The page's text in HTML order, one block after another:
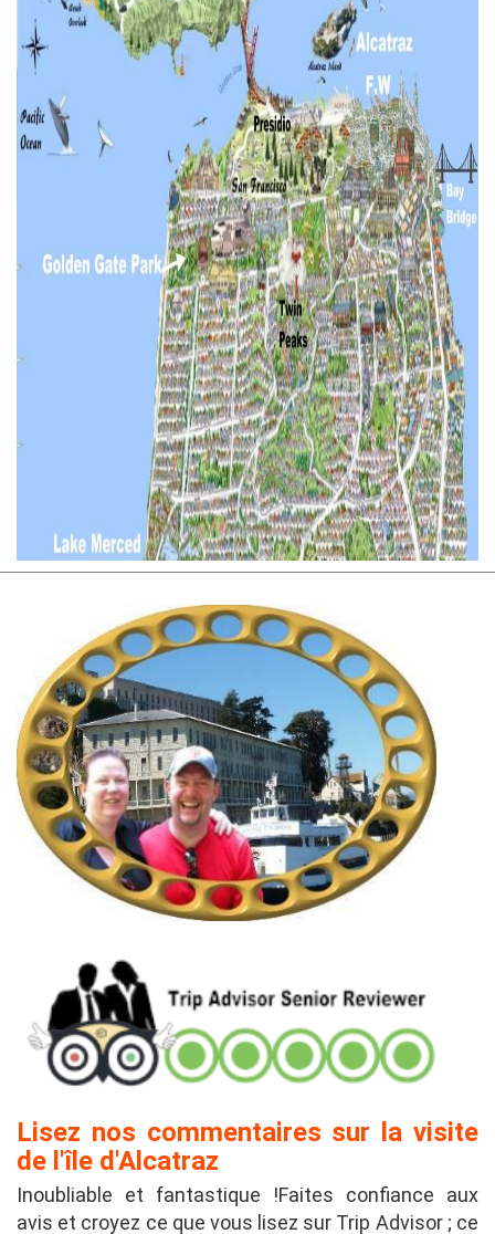
Lisez nos commentaires sur la visite
de l'île d'Alcatraz
Inoubliable et fantastique !Faites confiance aux
avis et croyez ce que vous lisez sur Trip Advisor ; ce